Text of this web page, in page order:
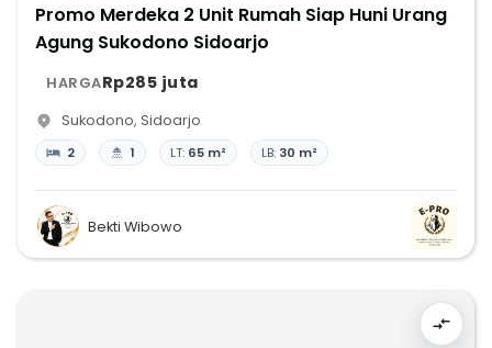
Promo Merdeka 2 Unit Rumah Siap Huni Urang
Agung Sukodono Sidoarjo
HARGARp285 juta
Sukodono, Sidoarjo
2 1 LT: 65 m² LB: 30 m²
Bekti Wibowo